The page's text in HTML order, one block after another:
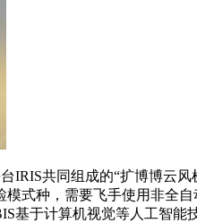
共同组成的“扩博博云风
式种，需要飞手使用非全
基于计算机视觉等人工智